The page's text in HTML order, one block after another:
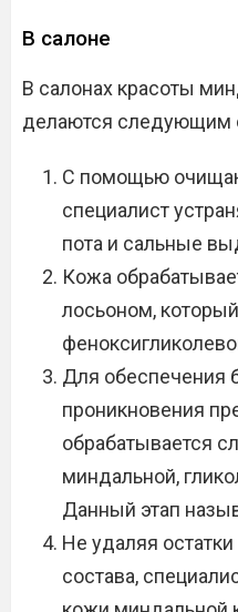
В салоне
В салонах красоты
делаются следующим
С помощью
специалист
пота и сальные
Кожа
лосьоном,
Для обеспечения
проникновения
обрабатывается
миндальной,
Данный этап
Не удаляя
состава,